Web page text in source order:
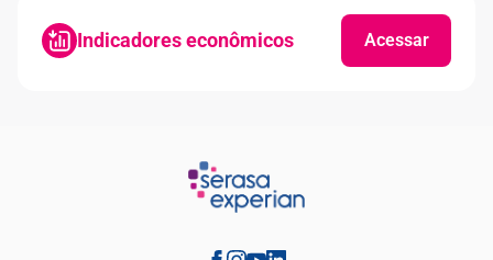
Indicadores econômicos Acessar